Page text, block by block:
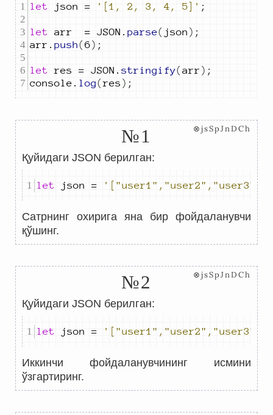
let json = '[1, 2, 3, 4, 5]' ;
let arr = JSON . parse( json ) ;
arr . push( 6) ;
let res = JSON . stringify( arr ) ;
console . log( res ) ;
№1 ⊗jsSpJnDCh
Қуйидаги JSON берилган:
let json =
Сатрнинг охирига яна бир фойдаланувчи
қўшинг.
№2 ⊗jsSpJnDCh
Қуйидаги JSON берилган:
let json =
Иккинчи фойдаланувчининг исмини
ўзгартиринг.